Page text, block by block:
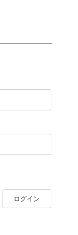
ログイン